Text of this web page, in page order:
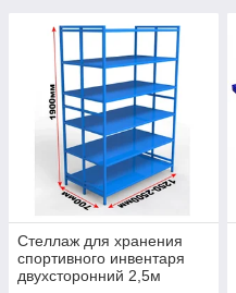
Стеллаж для хранения
спортивного инвентаря
двухсторонний 2,5м